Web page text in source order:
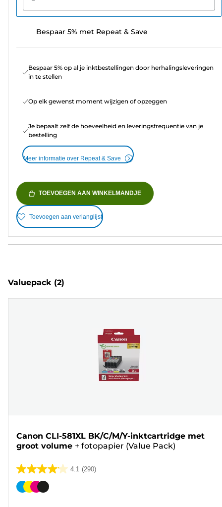
Bespaar 5% met Repeat & Save
Bespaar 5% op al je inktbestellingen door herhalingsleveringen
in te stellen
Op elk gewenst moment wijzigen of opzeggen
Je bepaalt zelf de hoeveelheid en leveringsfrequentie van je
bestelling
Meer informatie over Repeat & Save
TOEVOEGEN AAN WINKELMANDJE
Toevoegen aan verlanglijst
Valuepack (2)
Canon CLI-581XL BK/C/M/Y-inktcartridge met
groot volume + fotopapier (Value Pack)
4.1 (290)
4.1
van
Kleurencartridge